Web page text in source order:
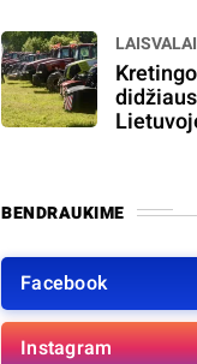
BENDRAUKIME
Facebook
Instagram